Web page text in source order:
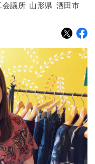
会議所 山形県 酒田市